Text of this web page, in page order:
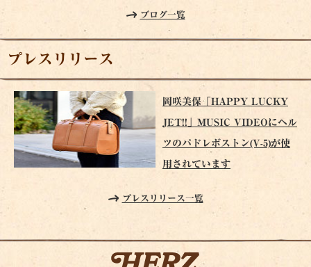
ブログ一覧
プレスリリース
岡咲美保「HAPPY LUCKY
JET!!」MUSIC VIDEOにヘル
ツのパドレボストン(V-5)が使
用されています
プレスリリース一覧